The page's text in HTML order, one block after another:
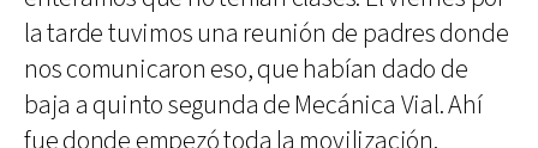
la tarde tuvimos una reunión de padres donde
nos comunicaron eso, que habían dado de
baja a quinto segunda de Mecánica Vial. Ahí
fue donde empezó toda la movilización.